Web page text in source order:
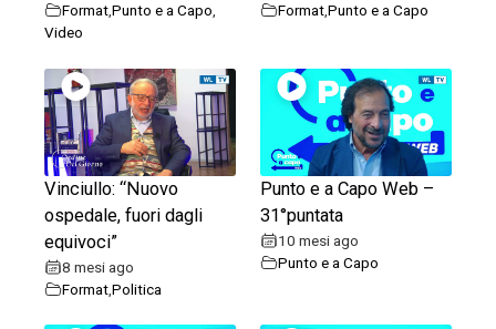
Format,Punto e a Capo,
Video
Format,Punto e a Capo
Vinciullo: “Nuovo
ospedale, fuori dagli
equivoci”
8 mesi ago
FormatPolitica
Punto e a Capo Web –
31°puntata
10 mesi ago
Punto e a Capo